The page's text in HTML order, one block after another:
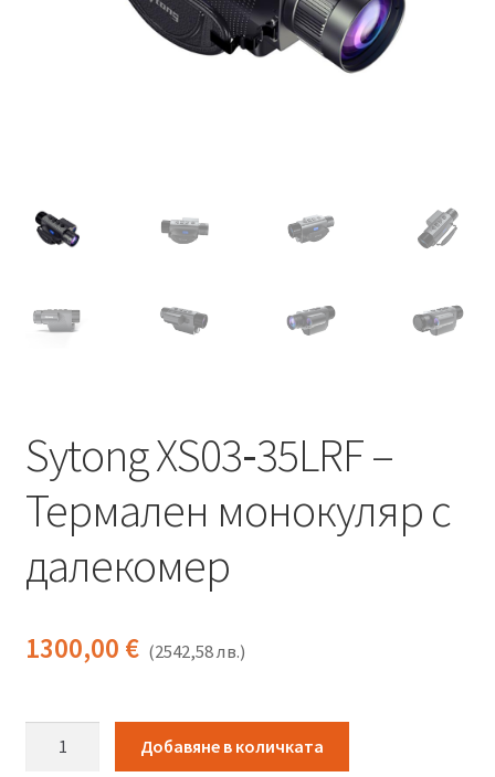
Термални и нощни уреди
Контакти
Sytong XS03‑35LRF –
Термален монокуляр с
далекомер
1300,00 € (2542,58лв.)
Добавяне в количката